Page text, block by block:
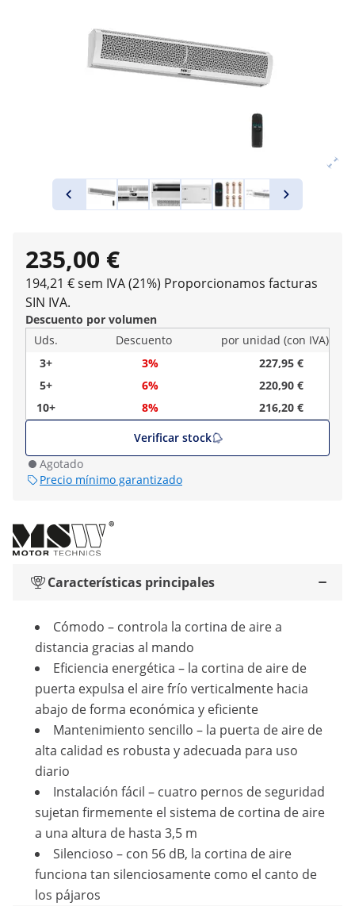
235,00 €
194,21 € sem IVA (21%) Proporcionamos facturas
SIN IVA.
Descuento por volumen
Uds.
Descuento
por unidad (con IVA)
3+
3%
227,95 €
5+
6%
220,90 €
10+
8%
216,20 €
Verificar stock
Agotado
Precio mínimo garantizado
Características principales
Cómodo – controla la cortina de aire a
distancia gracias al mando
Eficiencia energética – la cortina de aire de
puerta expulsa el aire frío verticalmente hacia
abajo de forma económica y eficiente
Mantenimiento sencillo – la puerta de aire de
alta calidad es robusta y adecuada para uso
diario
Instalación fácil – cuatro pernos de seguridad
sujetan firmemente el sistema de cortina de aire
a una altura de hasta 3,5 m
Silencioso – con 56 dB, la cortina de aire
funciona tan silenciosamente como el canto de
los pájaros